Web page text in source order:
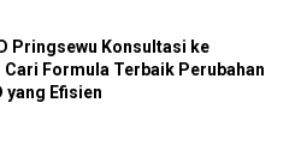
Pringsewu Konsultasi ke
Cari Formula Terbaik Perubahan
yang Efisien